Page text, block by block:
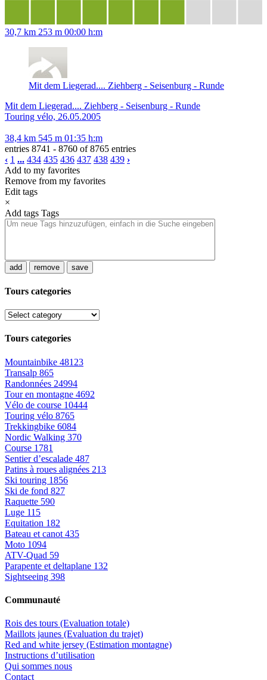
30,7 km 253 m 00:00 h:m
Mit dem Liegerad.... Ziehberg - Seisenburg - Runde
Mit dem Liegerad.... Ziehberg - Seisenburg - Runde
Touring vélo, 26.05.2005
38,4 km 545 m 01:35 h:m
entries 8741 - 8760 of 8765 entries
‹ 1 ... 434 435 436 437 438 439 ›
Add to my favorites
Remove from my favorites
Edit tags
×
Add tags Tags
add remove save
Tours categories
Tours categories
Mountainbike 48123
Transalp 865
Randonnées 24994
Tour en montagne 4692
Vélo de course 10444
Touring vélo 8765
Trekkingbike 6084
Nordic Walking 370
Course 1781
Sentier d’escalade 487
Patins à roues alignées 213
Ski touring 1856
Ski de fond 827
Raquette 590
Luge 115
Equitation 182
Bateau et canot 435
Moto 1094
ATV-Quad 59
Parapente et deltaplane 132
Sightseeing 398
Communauté
Rois des tours (Evaluation totale)
Maillots jaunes (Evaluation du trajet)
Red and white jersey (Estimation montagne)
Instructions d’utilisation
Qui sommes nous
Contact